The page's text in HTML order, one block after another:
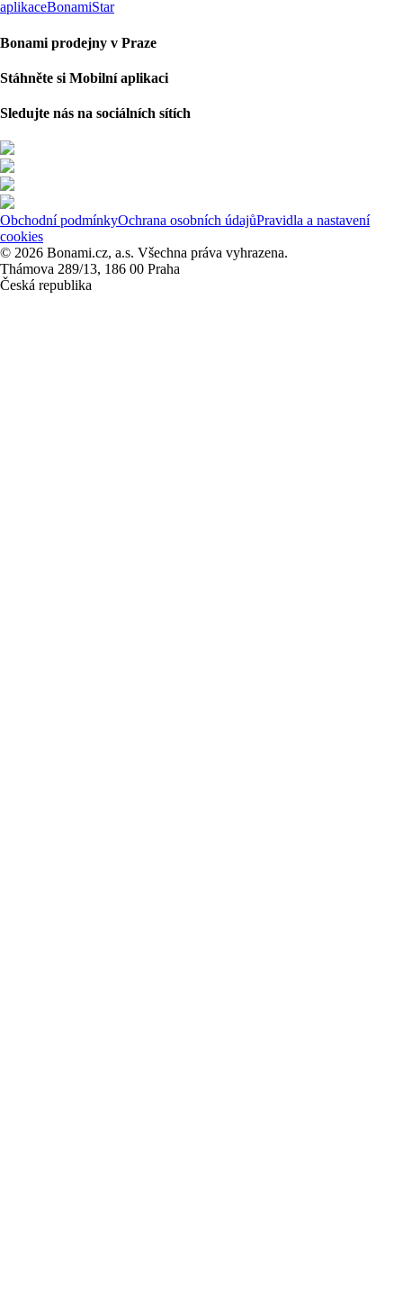
aplikaceBonamiStar
Bonami prodejny v Praze
Stáhněte si Mobilní aplikaci
Sledujte nás na sociálních sítích
Obchodní podmínkyOchrana osobních údajůPravidla a nastavení
cookies
© 2026 Bonami.cz, a.s. Všechna práva vyhrazena.
Thámova 289/13, 186 00 Praha
Česká republika